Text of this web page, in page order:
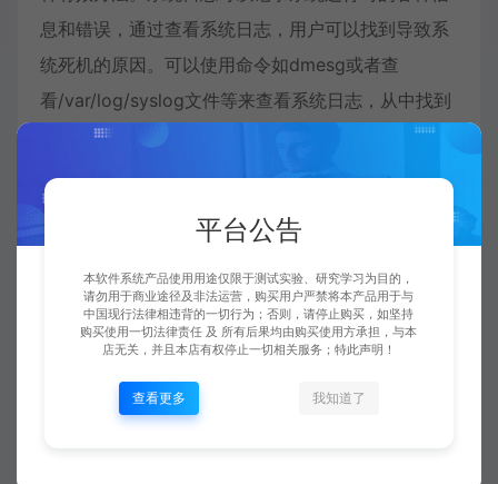
息和错误，通过查看系统日志，用户可以找到导致系
统死机的原因。可以使用命令如dmesg或者查
看/var/log/syslog文件等来查看系统日志，从中找到
死机的具体原因。
用户还可以尝试升级系统内核或者驱动程序来解决
Linux系统死机问题。有时系统死机可能是由于内核或
序可以解决这些问题。用户可以使用包管理工具来更
新系统内核和驱动程序，从而提高系统的稳定性和性
如果以上方法都无法解决问题，用户可以考虑重装系
平台公告
本软件系统产品使用用途仅限于测试实验、研究学习为目的，
请勿用于商业途径及非法运营，购买用户严禁将本产品用于与
中国现行法律相违背的一切行为；否则，请停止购买，如坚持
购买使用一切法律责任 及 所有后果均由购买使用方承担，与本
店无关，并且本店有权停止一切相关服务；特此声明！
查看更多 我知道了